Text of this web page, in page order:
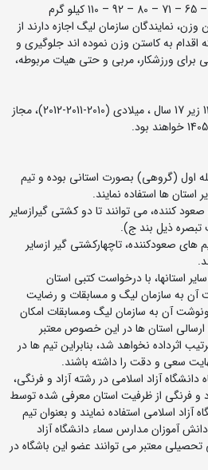
نمایندگان سازمان لیگ اجازه دارند از
به کاستن وزن نموده اند جلوگیری و
ورزشکار، مربی و حتی هیات مربوطه،
متولدین 1388/10/11الی1391/10/11 زیر 17 سال ، میلادی (2010-2011-2012)، مجاز
اول (گروهی) بصورت استانی بوده و تیم
استان ها استفاده نمایند.
کننده، می توانند تا دو کشتی گیرازسایر
تبصره ذیل بند ج).
های صعودکننده، تاچهارکشتی گیر ازسایر
سایر استانها، با درخواست کتبی استان
آن به سازمان لیگ و مسابقات و رضایت
آن به سازمان لیگ ومسابقات امکان
ارسالی استان ها در این خصوص معتبر
اثرداده نخواهد شد، بنابراین تیم ها در
سعی و دقت را داشته باشند.
دانشگاه آزاد اسلامی در رشته آزاد و فرنگی،
و فرنگی از ظرفیت استان معرفی شده توسط
اسلامی استفاده نمایند و بعنوان تیم
آموزان مدارس سماء دانشگاه آزاد
معتبر می توانند عضو این باشگاه در